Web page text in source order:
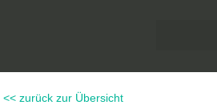
<< zurück zur Übersicht